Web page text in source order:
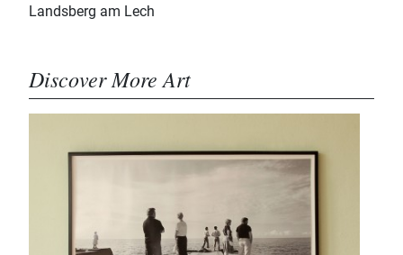
Landsberg am Lech
Discover More Art